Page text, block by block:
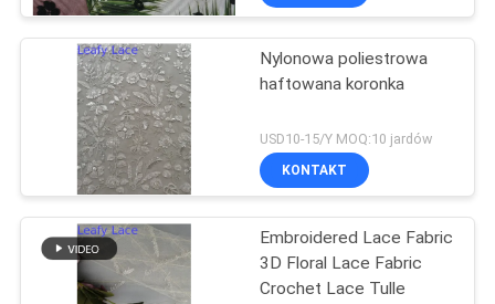
NAMI
POPROSIĆ
O
WYCENĘ
SITEMAP
Nylonowa poliestrowa
haftowana koronka
USD10-15/Y MOQ:10 jardów
KONTAKT
Embroidered Lace Fabric
3D Floral Lace Fabric
Crochet Lace Tulle